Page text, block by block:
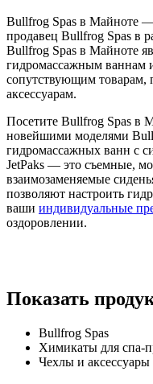
Bullfrog Spas в Майноте
продавец Bullfrog Spas в
Bullfrog Spas в Майноте
гидромассажным ваннам
сопутствующим товарам,
аксессуарам.
Посетите Bullfrog Spas в
новейшими моделями
гидромассажных ванн с
JetPaks — это съемные,
взаимозаменяемые
позволяют настроить
ваши индивидуальные
оздоровлении.
Показать
Bullfrog Spas
Химикаты для спа-
Чехлы и аксессуары